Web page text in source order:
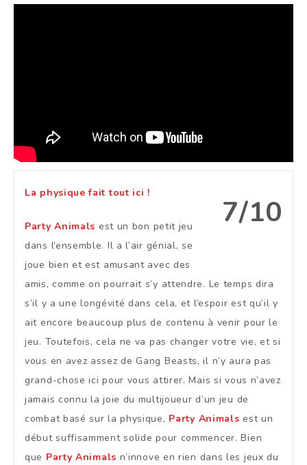
7/10
La physique fait tout ici !
Party Animals est un bon petit jeu
dans l’ensemble. Il a l’air génial, se
joue bien et est amusant avec des
amis, comme on pourrait s’y attendre. Le temps dira
s’il y a une longévité dans cela, et l’espoir est qu’il y
ait encore beaucoup plus de contenu à venir pour le
jeu. Toutefois, cela ne va pas changer votre vie, et si
vous en avez assez de Gang Beasts, il n’y aura pas
grand-chose ici pour vous attirer. Mais si vous n’avez
jamais connu la joie du multijoueur d’un jeu de
combat basé sur la physique, Party Animals est un
début suffisamment solide pour commencer. Bien
que Party Animals n’innove en rien dans les jeux du